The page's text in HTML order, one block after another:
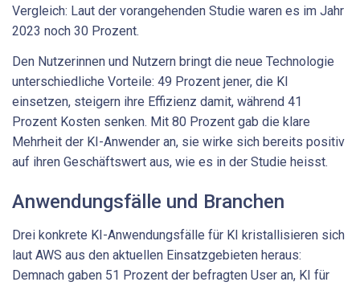
Vergleich: Laut der vorangehenden Studie waren es im Jahr
2023 noch 30 Prozent.
Den Nutzerinnen und Nutzern bringt die neue Technologie
unterschiedliche Vorteile: 49 Prozent jener, die KI
einsetzen, steigern ihre Effizienz damit, während 41
Prozent Kosten senken. Mit 80 Prozent gab die klare
Mehrheit der KI-Anwender an, sie wirke sich bereits positiv
auf ihren Geschäftswert aus, wie es in der Studie heisst.
Anwendungsfälle und Branchen
Drei konkrete KI-Anwendungsfälle für KI kristallisieren sich
laut AWS aus den aktuellen Einsatzgebieten heraus:
Demnach gaben 51 Prozent der befragten User an, KI für